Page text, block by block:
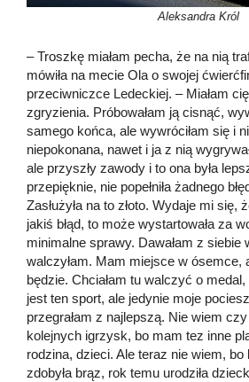
Aleksandra Król
– Troszkę miałam pecha, że na nią
mówiła na mecie Ola o swojej
przeciwniczce Ledeckiej. – Miałam
zgryzienia. Próbowałam ją cisnąć,
samego końca, ale wywróciłam się i
niepokonana, nawet i ja z nią
ale przyszły zawody i to ona była
przepięknie, nie popełniła żadnego
Zasłużyła na to złoto. Wydaje mi się,
jakiś błąd, to może wystartowała za
minimalne sprawy. Dawałam z siebie
walczyłam. Mam miejsce w ósemce,
będzie. Chciałam tu walczyć o medal,
jest ten sport, ale jedynie moje
przegrałam z najlepszą. Nie wiem
kolejnych igrzysk, bo mam tez inne
rodzina, dzieci. Ale teraz nie wiem,
zdobyła brąz, rok temu urodziła